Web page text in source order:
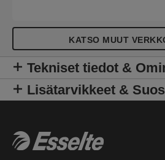
Colour'Breeze-kuvioinnilla.
elämääsi!
KATSO MUUT
Tekniset tiedot &
Lisätarvikkeet &